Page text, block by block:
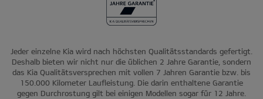
Jeder einzelne Kia wird nach höchsten Qualitätsstandards gefertigt.
Deshalb bieten wir nicht nur die üblichen 2 Jahre Garantie, sondern
das Kia Qualitätsversprechen mit vollen 7 Jahren Garantie bzw. bis
150.000 Kilometer Laufleistung. Die darin enthaltene Garantie
gegen Durchrostung gilt bei einigen Modellen sogar für 12 Jahre.